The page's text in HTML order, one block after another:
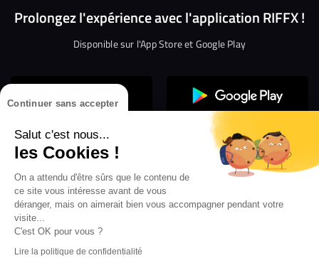
Continuer sans accepter
Salut c'est nous...
les Cookies !
On a attendu d'être sûrs que le contenu de
ce site vous intéresse avant de vous
déranger, mais on aimerait bien vous accompagner pendant votre
visite...
C'est OK pour vous ?
Lire la politique de confidentialité
Prolongez l'expérience avec l'application RIFFX !
Disponible sur l'App Store et Google Play
Confidentialité
Gestion des cookies
Conditions générales d’utilisation
Mentions légales
les webradios RIFFX
en exclusivité sur VIBES le titre de la révé